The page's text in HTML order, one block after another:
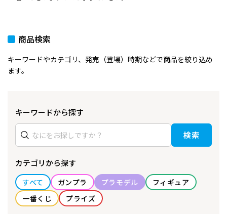
商品検索
キーワードやカテゴリ、発売（登場）時期などで商品を絞り込め
ます。
キーワードから探す
検索
カテゴリから探す
すべて ガンプラ プラモデル
フィギュア
一番くじ
プライズ